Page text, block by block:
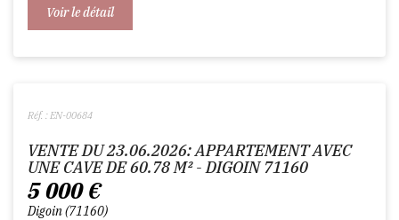
Voir le détail
VENTE DU 23.06.2026: APPARTEMENT AVEC
UNE CAVE DE 60.78 M² - DIGOIN 71160
5 000 €
Digoin 71160
Réf. : EN-00684